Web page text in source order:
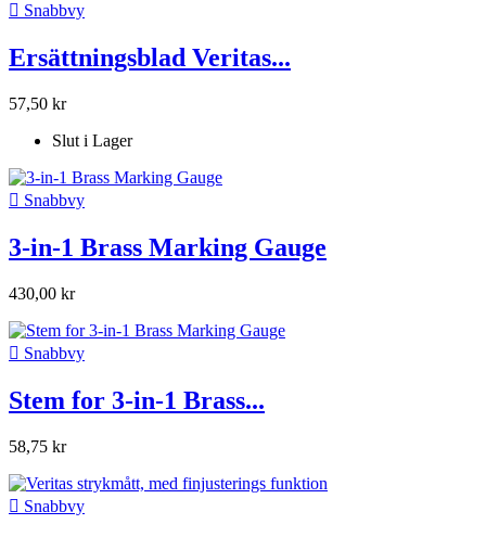
 Snabbvy
Ersättningsblad Veritas...
57,50 kr
Slut i Lager
 Snabbvy
3-in-1 Brass Marking Gauge
430,00 kr
 Snabbvy
Stem for 3-in-1 Brass...
58,75 kr
 Snabbvy